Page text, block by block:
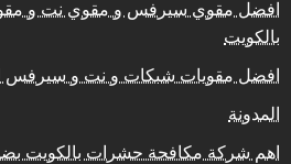
افضل مقوي سيرفس و مقوي نت و
بالكويت
افضل مقويات شبكات و نت و سيرفس
المدونة
اهم شركة مكافحة حشرات بالكويت